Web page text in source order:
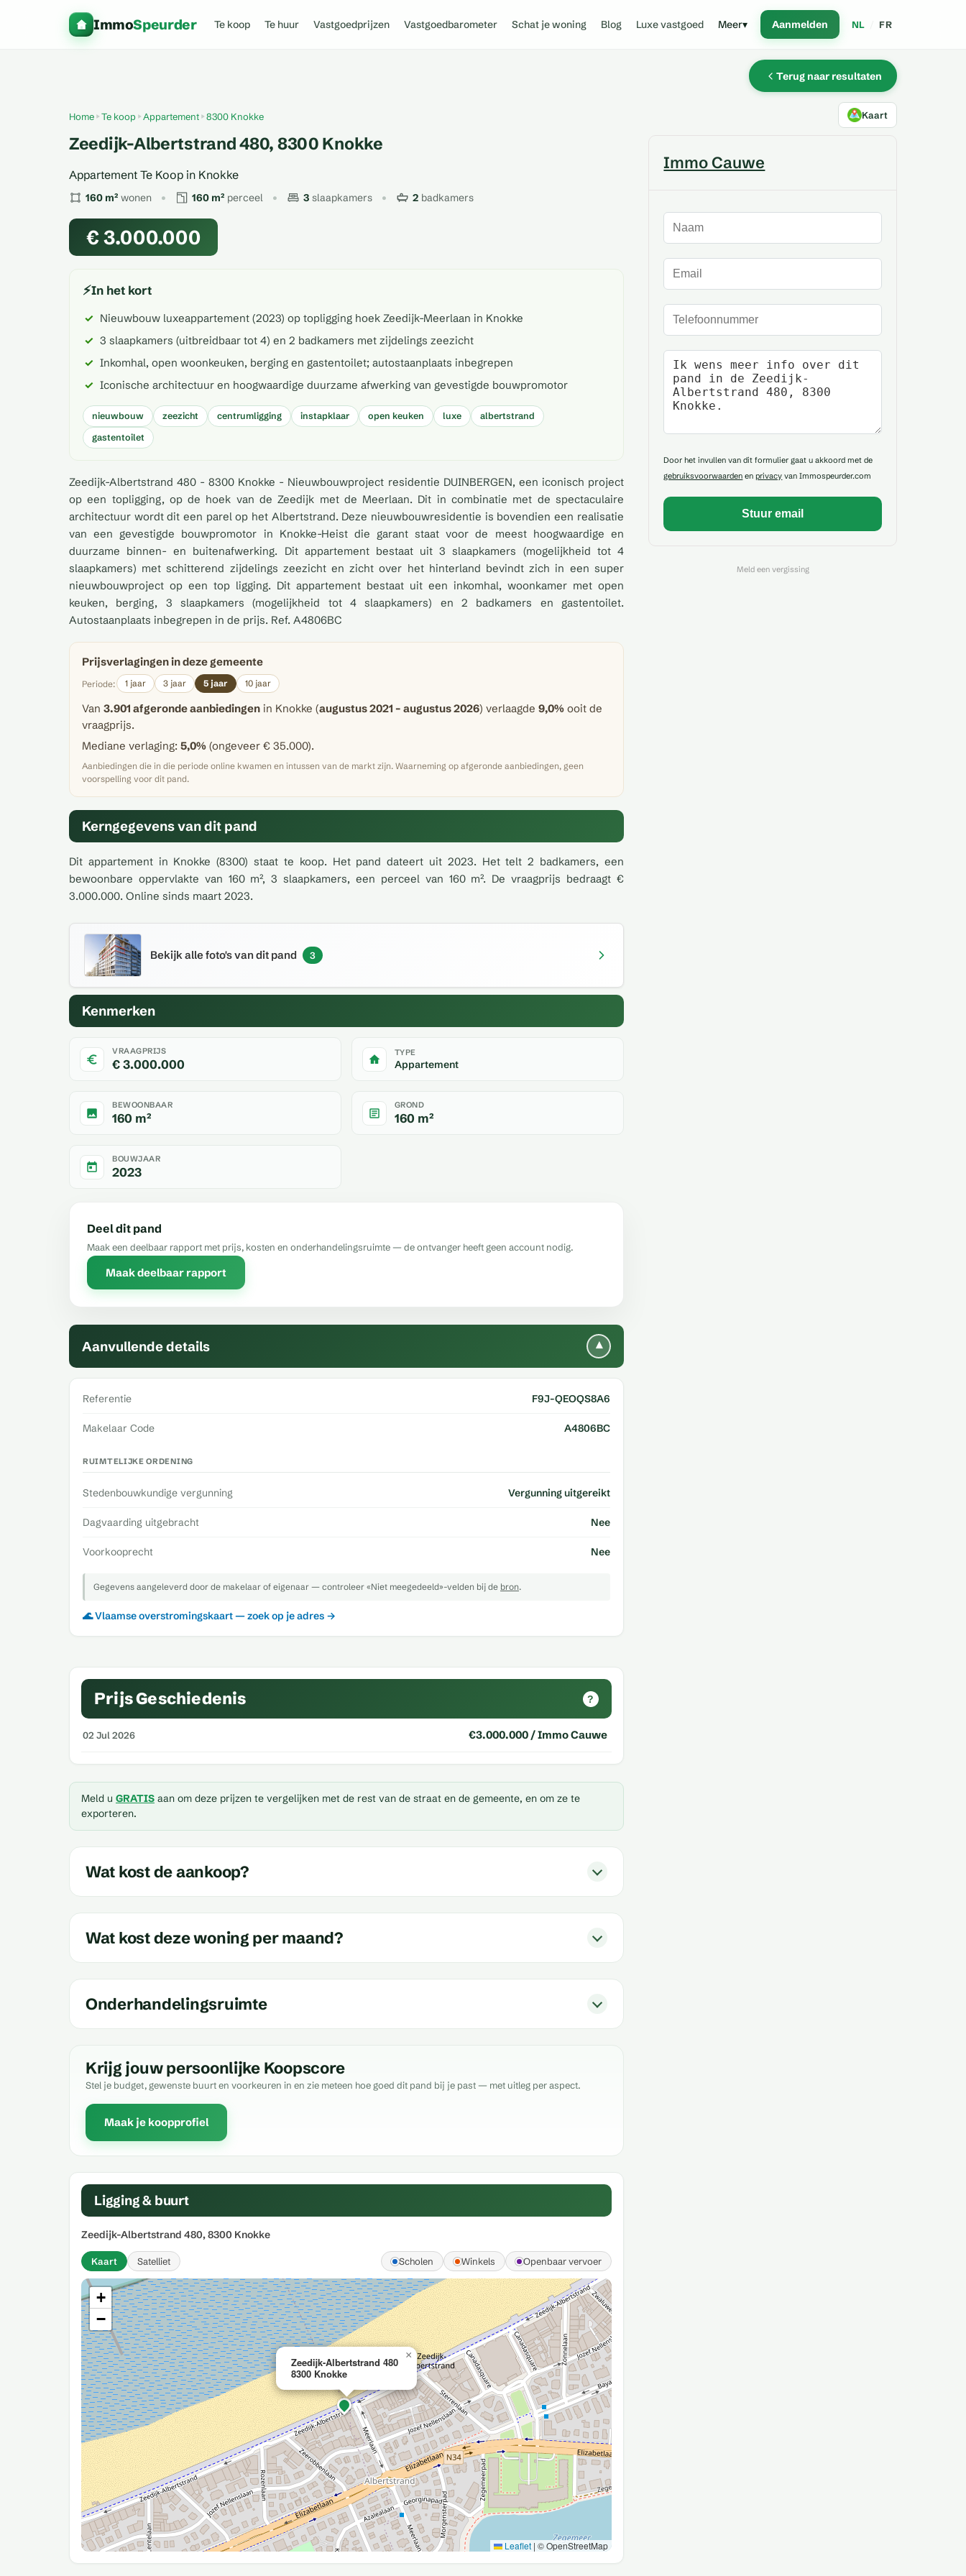
ImmoSpeurder Te koop Te huur Vastgoedprijzen Vastgoedbarometer Schat je woning Blog Luxe vastgoed Meer▾ Aanmelden NL FR
Terug naar resultaten
Home Te koop Appartement 8300 Knokke
Zeedijk-Albertstrand 480, 8300 Knokke
Appartement Te Koop in Knokke
160 m² wonen 160 m² perceel 3 slaapkamers 2 badkamers
€ 3.000.000
⚡In het kort
Nieuwbouw luxeappartement (2023) op topligging hoek Zeedijk-Meerlaan in Knokke
3 slaapkamers (uitbreidbaar tot 4) en 2 badkamers met zijdelings zeezicht
Inkomhal, open woonkeuken, berging en gastentoilet; autostaanplaats inbegrepen
Iconische architectuur en hoogwaardige duurzame afwerking van gevestigde bouwpromotor
nieuwbouw zeezicht centrumligging instapklaar open keuken luxe
albertstrand
gastentoilet
Zeedijk-Albertstrand 480 - 8300 Knokke - Nieuwbouwproject residentie DUINBERGEN, een iconisch project
op een topligging, op de hoek van de Zeedijk met de Meerlaan. Dit in combinatie met de spectaculaire
architectuur wordt dit een parel op het Albertstrand. Deze nieuwbouwresidentie is bovendien een realisatie
van een gevestigde bouwpromotor in Knokke-Heist die garant staat voor de meest hoogwaardige en
duurzame binnen- en buitenafwerking. Dit appartement bestaat uit 3 slaapkamers (mogelijkheid tot 4
slaapkamers) met schitterend zijdelings zeezicht en zicht over het hinterland bevindt zich in een super
nieuwbouwproject op een top ligging. Dit appartement bestaat uit een inkomhal, woonkamer met open
keuken, berging, 3 slaapkamers (mogelijkheid tot 4 slaapkamers) en 2 badkamers en gastentoilet.
Autostaanplaats inbegrepen in de prijs. Ref. A4806BC
Prijsverlagingen in deze gemeente
Periode: 1 jaar 3 jaar 5 jaar 10 jaar
Van 3.901 afgeronde aanbiedingen in Knokke (augustus 2021 – augustus 2026) verlaagde 9,0% ooit de
vraagprijs.
Mediane verlaging: 5,0% (ongeveer € 35.000).
Aanbiedingen die in die periode online kwamen en intussen van de markt zijn. Waarneming op afgeronde aanbiedingen, geen
voorspelling voor dit pand.
Kerngegevens van dit pand
Dit appartement in Knokke (8300) staat te koop. Het pand dateert uit 2023. Het telt 2 badkamers, een
bewoonbare oppervlakte van 160 m², 3 slaapkamers, een perceel van 160 m². De vraagprijs bedraagt €
3.000.000. Online sinds maart 2023.
Bekijk alle foto's van dit pand 3
Kenmerken
VRAAGPRIJS
€ 3.000.000
TYPE
Appartement
BEWOONBAAR
160 m²
GROND
160 m²
BOUWJAAR
2023
Deel dit pand
Maak een deelbaar rapport met prijs, kosten en onderhandelingsruimte — de ontvanger heeft geen account nodig.
Maak deelbaar rapport
Aanvullende details ▾
Referentie F9J-QEOQS8A6
Makelaar Code A4806BC
RUIMTELIJKE ORDENING
Stedenbouwkundige vergunning Vergunning uitgereikt
Dagvaarding uitgebracht Nee
Voorkooprecht Nee
Gegevens aangeleverd door de makelaar of eigenaar — controleer «Niet meegedeeld»-velden bij de bron.
🌊 Vlaamse overstromingskaart — zoek op je adres →
Prijs Geschiedenis ?
02 Jul 2026 €3.000.000 / Immo Cauwe
Meld u GRATIS aan om deze prijzen te vergelijken met de rest van de straat en de gemeente, en om ze te
exporteren.
Wat kost de aankoop?
Wat kost deze woning per maand?
Onderhandelingsruimte
Krijg jouw persoonlijke Koopscore
Stel je budget, gewenste buurt en voorkeuren in en zie meteen hoe goed dit pand bij je past — met uitleg per aspect.
Maak je koopprofiel
Ligging & buurt
Zeedijk-Albertstrand 480, 8300 Knokke
Kaart Satelliet Scholen Winkels Openbaar vervoer
Zeedijk-Albertstrand 480
8300 Knokke
×
+
−
Leaflet | © OpenStreetMap
Kaart
Immo Cauwe
Naam
E-mailadres
Telefoonnummer
Uw bericht
Door het invullen van dit formulier gaat u akkoord met de
gebruiksvoorwaarden enprivacy van Immospeurder.com
Meld een vergissing